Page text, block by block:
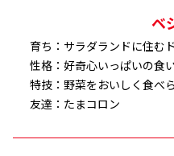
ベ
育ち：サラダランドに住む
性格：好奇心いっぱいの食
特技：野菜をおいしく食べ
友達：たまコロン